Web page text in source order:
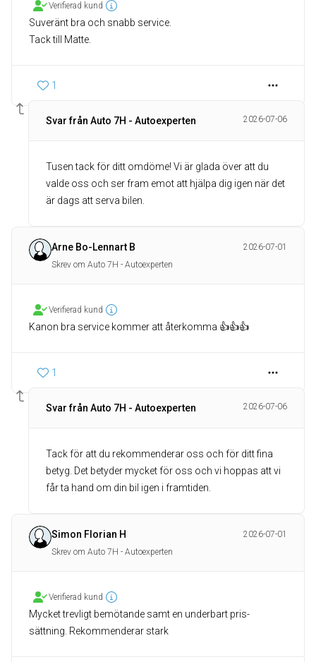
Verifierad kund
Suveränt bra och snabb service.
Tack till Matte.
1
Svar från Auto 7H - Autoexperten 2026-07-06
Tusen tack för ditt omdöme! Vi är glada över att du
valde oss och ser fram emot att hjälpa dig igen när det
är dags att serva bilen.
Arne Bo-Lennart B
2026-07-01
Skrev om Auto 7H - Autoexperten
Verifierad kund
Kanon bra service kommer att återkomma 👍👍👍
1
Svar från Auto 7H - Autoexperten 2026-07-06
Tack för att du rekommenderar oss och för ditt fina
betyg. Det betyder mycket för oss och vi hoppas att vi
får ta hand om din bil igen i framtiden.
Simon Florian H
2026-07-01
Skrev om Auto 7H - Autoexperten
Verifierad kund
Mycket trevligt bemötande samt en underbart pris-
sättning. Rekommenderar stark